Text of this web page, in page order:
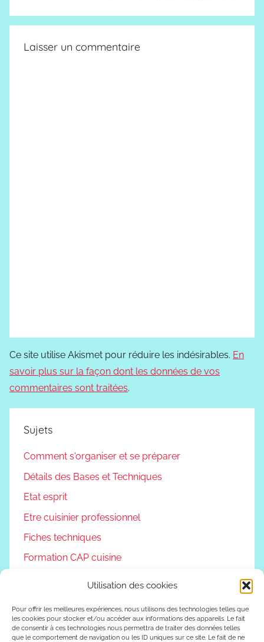
Utilisation des cookies
Pour offrir les meilleures expériences, nous utilisons des technologies telles que
les cookies pour stocker et/ou accéder aux informations des appareils. Le fait
de consentir à ces technologies nous permettra de traiter des données telles
que le comportement de navigation ou les ID uniques sur ce site. Le fait de ne
Laisser un commentaire
Ce site utilise Akismet pour réduire les indésirables. En
savoir plus sur la façon dont les données de vos
commentaires sont traitées.
Sujets
Comment s'organiser et se préparer
Détails des Bases et Techniques
Etat esprit
Etre cuisinier professionnel
Fiches techniques
Formation CAP cuisine
Reconversion professionnelle
Vivre autrement